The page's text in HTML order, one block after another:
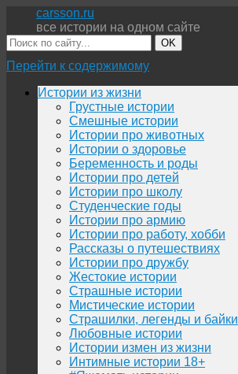
carsson.ru
все истории на одном сайте
OK
Перейти к содержимому
Истории из жизни
Грустные истории
Смешные истории
Истории про животных
Истории о здоровье
Беременность и роды
Истории про детей
Истории про школу
Студенческие годы
Истории про армию
Истории про работу, хобби
Рассказы о путешествиях
Истории про дружбу
Жестокие истории
Страшные истории
Мистические истории
Страшилки, легенды и байки
Любовные истории
Истории измен из жизни
Интимные истории 18+